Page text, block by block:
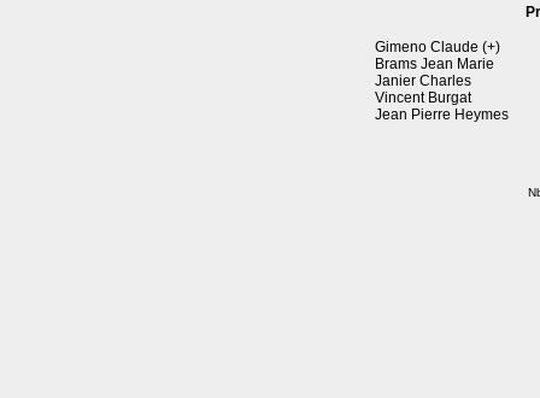
Gimeno Claude (+)
Brams Jean Marie
Janier Charles
Vincent Burgat
Jean Pierre Heymes